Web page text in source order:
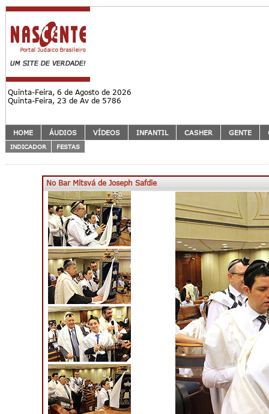
Quinta-Feira, 6 de Agosto de 2026
Quinta-Feira, 23 de Av de 5786
HOME ÁUDIOS VÍDEOS INFANTIL CASHER GENTE
INDICADOR FESTAS